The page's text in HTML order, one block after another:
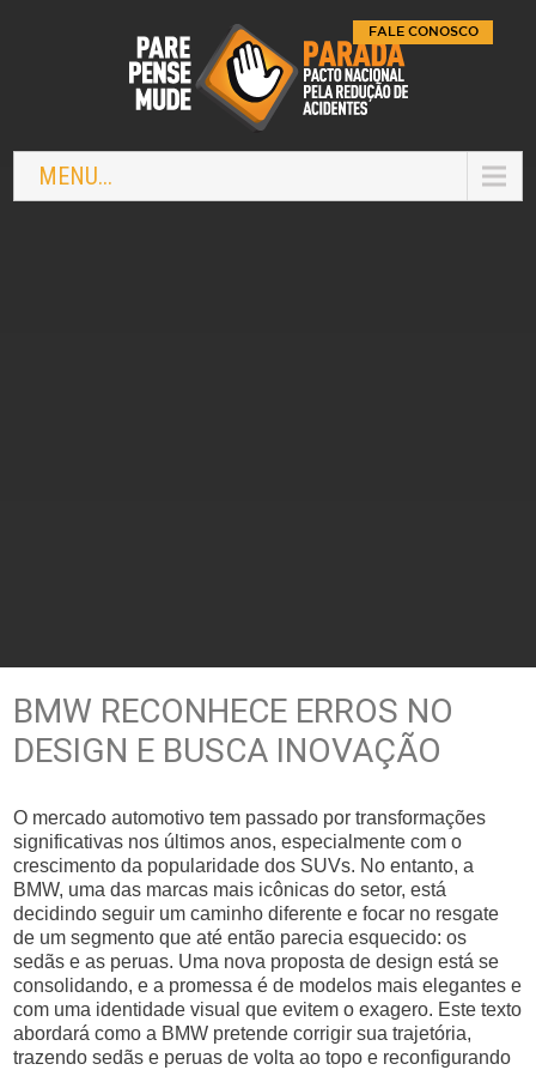
MENU...
FALE CONOSCO
BMW RECONHECE ERROS NO
DESIGN E BUSCA INOVAÇÃO
O mercado automotivo tem passado por transformações
significativas nos últimos anos, especialmente com o
crescimento da popularidade dos SUVs. No entanto, a
BMW, uma das marcas mais icônicas do setor, está
decidindo seguir um caminho diferente e focar no resgate
de um segmento que até então parecia esquecido: os
sedãs e as peruas. Uma nova proposta de design está se
consolidando, e a promessa é de modelos mais elegantes e
com uma identidade visual que evitem o exagero. Este texto
abordará como a BMW pretende corrigir sua trajetória,
trazendo sedãs e peruas de volta ao topo e reconfigurando